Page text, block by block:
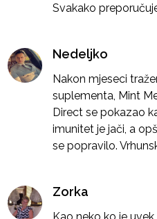
Svakako
Nedeljko
Nakon mjeseci
suplementa, Mint
Direct se pokazao
imunitet je jači, a
se popravilo.
Zorka
Kao neko ko je